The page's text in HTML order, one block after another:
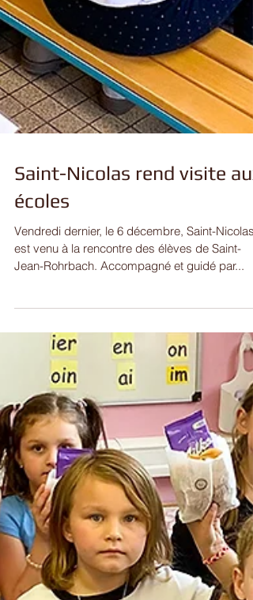
Saint-Nicolas rend visite aux
écoles
Vendredi dernier, le 6 décembre, Saint-Nicolas
Jean-Rohrbach. Accompagné et guidé par...